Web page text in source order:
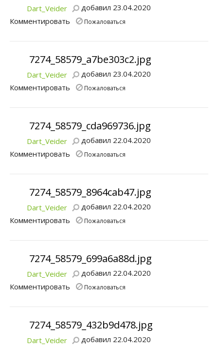
Dart_Veider
добавил 23.04.2020
Комментировать
Пожаловаться
7274_58579_a7be303c2.jpg
Dart_Veider
добавил 23.04.2020
Комментировать
Пожаловаться
7274_58579_cda969736.jpg
Dart_Veider
добавил 22.04.2020
Комментировать
Пожаловаться
7274_58579_8964cab47.jpg
Dart_Veider
добавил 22.04.2020
Комментировать
Пожаловаться
7274_58579_699a6a88d.jpg
Dart_Veider
добавил 22.04.2020
Комментировать
Пожаловаться
7274_58579_432b9d478.jpg
Dart_Veider добавил 22.04.2020